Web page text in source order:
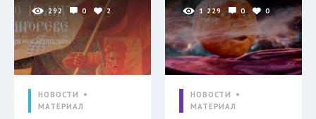
292 0 2
НОВОСТИ
МАТЕРИАЛ
1 229 0 0
НОВОСТИ
МАТЕРИАЛ